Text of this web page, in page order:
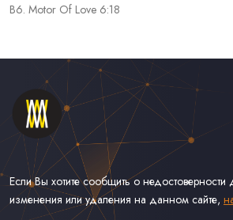
B6. Motor Of Love 6:18
Если Вы хотите сообщить о
изменения или удаления на данном сайте,